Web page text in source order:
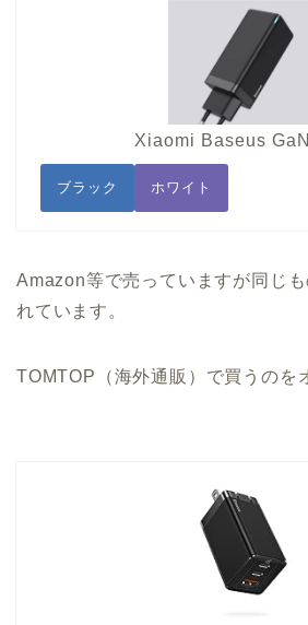
Xiaomi Baseus
ブラック ホワイト
Amazon等で売っていますが同じ
れています。
TOMTOP（海外通販）で買うのを